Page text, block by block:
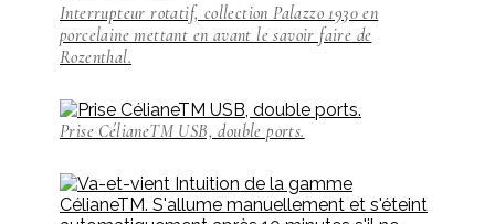
Interrupteur rotatif, collection Palazzo 1930 en
porcelaine mettant en avant le savoir faire de
Rozenthal.
Prise CélianeTM USB, double ports.